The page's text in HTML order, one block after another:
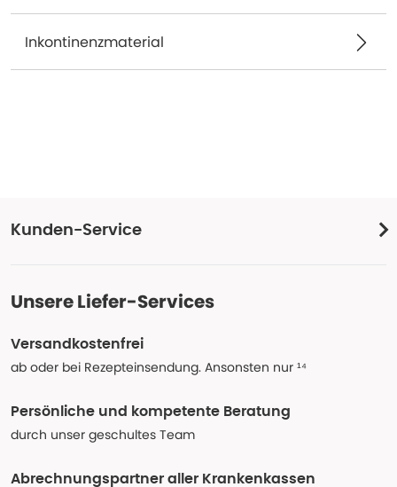
Inkontinenzmaterial
Kunden-Service
Unsere Liefer-Services
Versandkostenfrei
ab oder bei Rezepteinsendung. Ansonsten nur ¹⁴
Persönliche und kompetente Beratung
durch unser geschultes Team
Abrechnungspartner aller Krankenkassen